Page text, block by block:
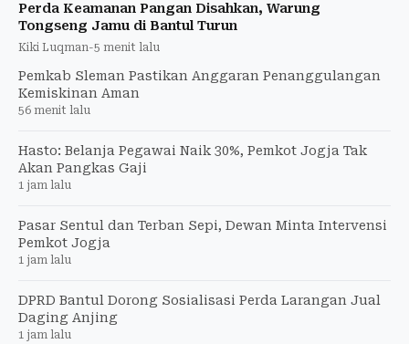
Perda Keamanan Pangan Disahkan, Warung
Tongseng Jamu di Bantul Turun
Kiki Luqman-5 menit lalu
Pemkab Sleman Pastikan Anggaran Penanggulangan
Kemiskinan Aman
56 menit lalu
Hasto: Belanja Pegawai Naik 30%, Pemkot Jogja Tak
Akan Pangkas Gaji
1 jam lalu
Pasar Sentul dan Terban Sepi, Dewan Minta Intervensi
Pemkot Jogja
1 jam lalu
DPRD Bantul Dorong Sosialisasi Perda Larangan Jual
Daging Anjing
1 jam lalu